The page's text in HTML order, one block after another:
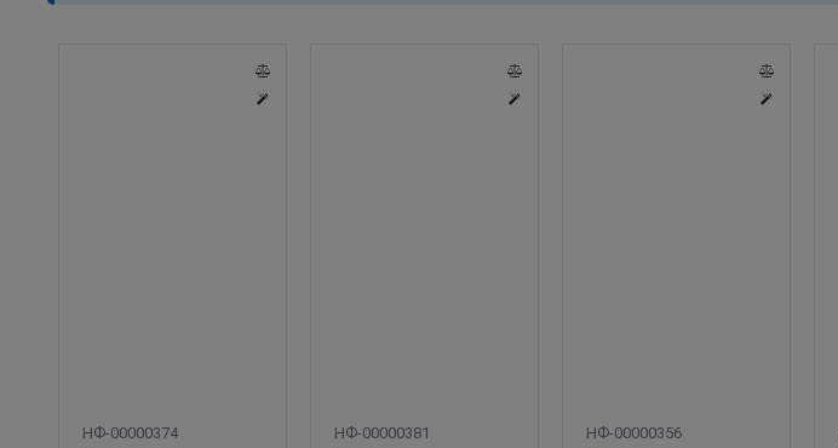
НФ-00000374 НФ-00000381 НФ-00000356